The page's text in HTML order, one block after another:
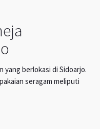
yang berlokasi di Sidoarjo.
seragam meliputi